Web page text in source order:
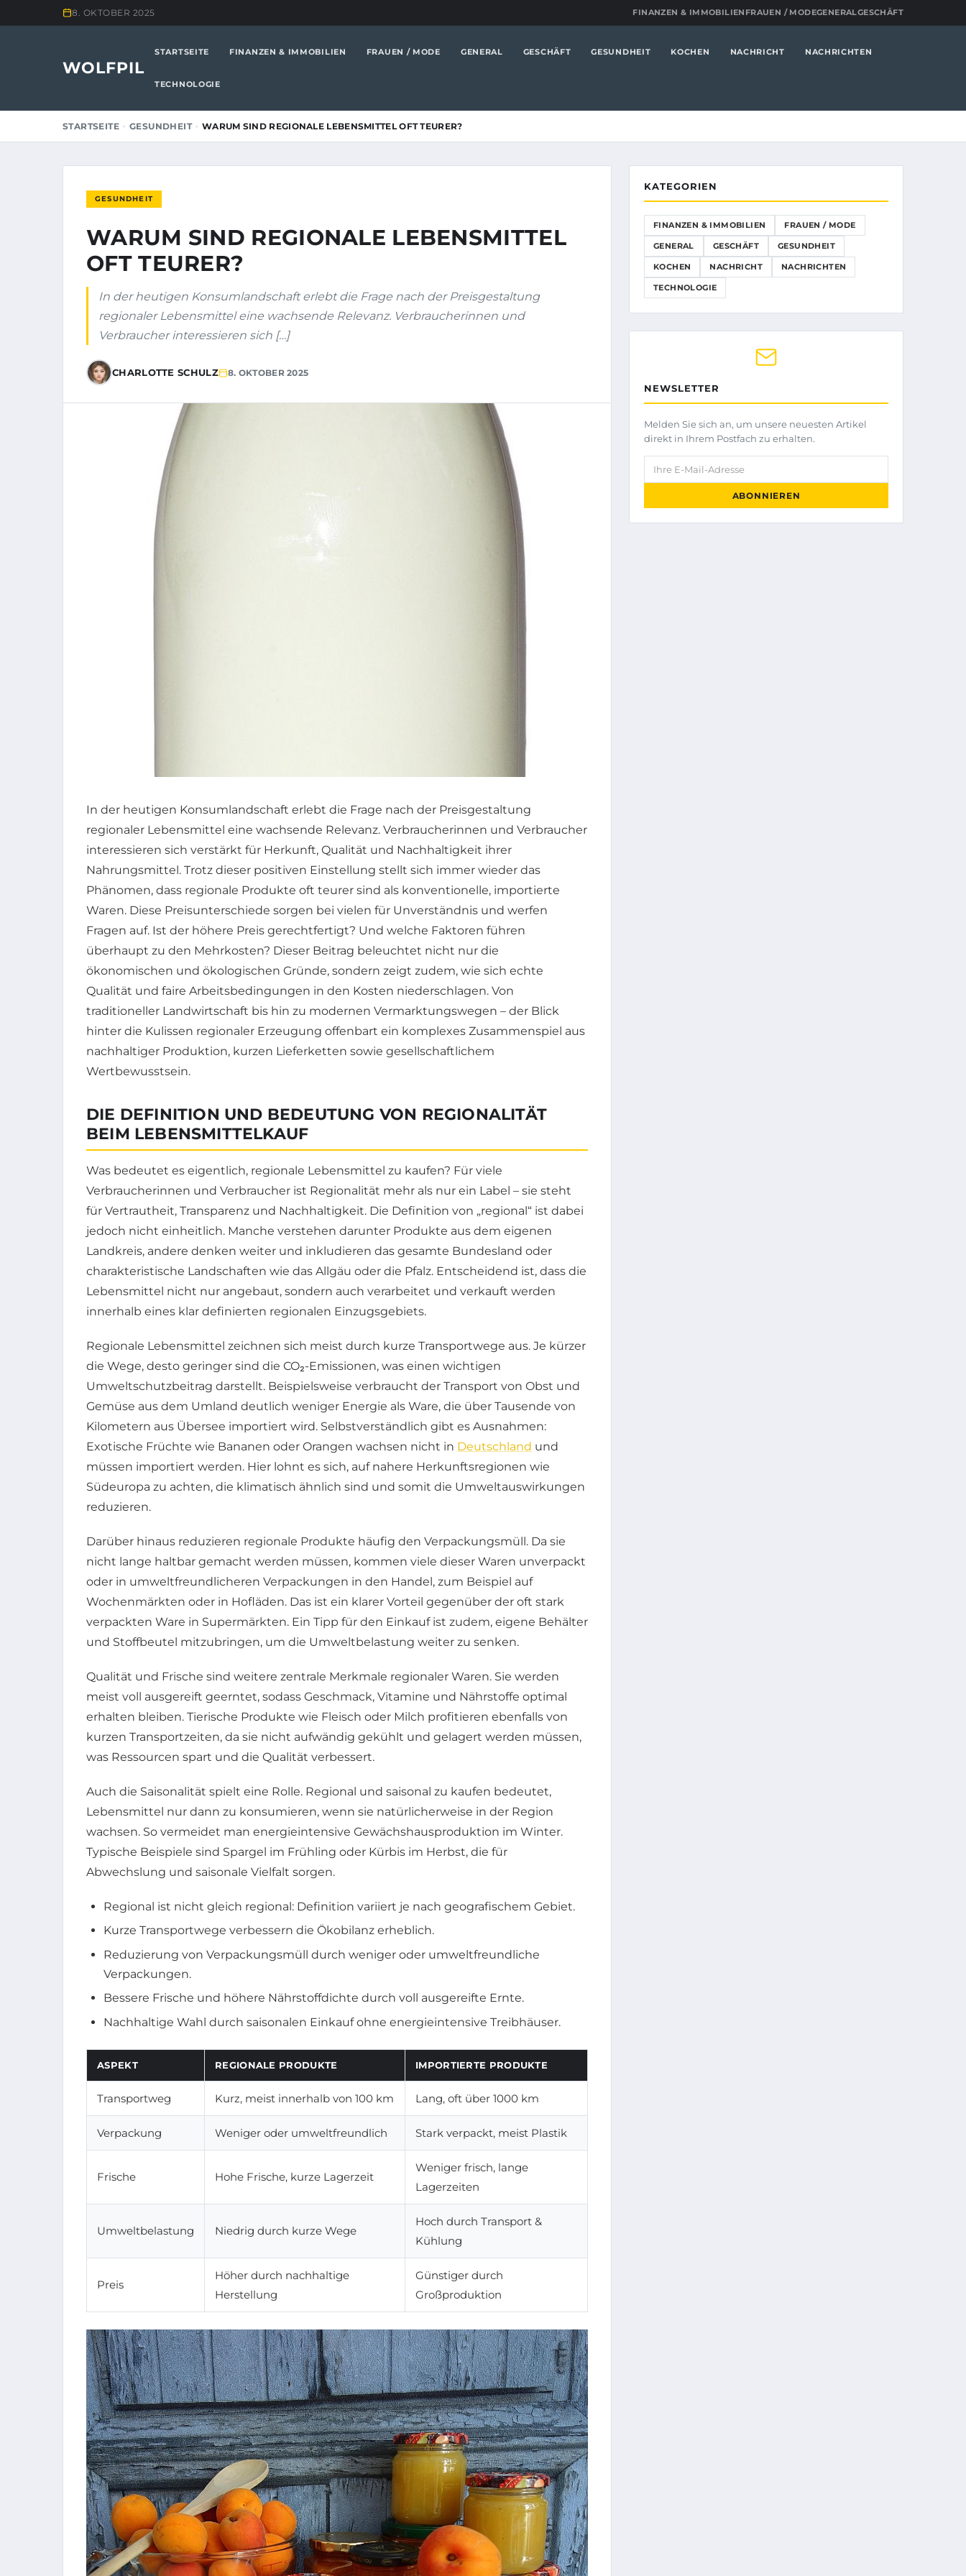
8. OKTOBER 2025 FINANZEN & IMMOBILIEN FRAUEN / MODEGENERALGESCHÄFT
WOLFPIL
STARTSEITE FINANZEN & IMMOBILIEN FRAUEN / MODE GENERAL GESCHÄFT GESUNDHEIT KOCHEN NACHRICHT NACHRICHTEN
TECHNOLOGIE
STARTSEITE GESUNDHEIT WARUM SIND REGIONALE LEBENSMITTEL OFT TEURER?
GESUNDHEIT
WARUM SIND REGIONALE LEBENSMITTEL
OFT TEURER?
In der heutigen Konsumlandschaft erlebt die Frage nach der Preisgestaltung
regionaler Lebensmittel eine wachsende Relevanz. Verbraucherinnen und
Verbraucher interessieren sich […]
CHARLOTTE SCHULZ 8. OKTOBER 2025
In der heutigen Konsumlandschaft erlebt die Frage nach der Preisgestaltung
regionaler Lebensmittel eine wachsende Relevanz. Verbraucherinnen und Verbraucher
interessieren sich verstärkt für Herkunft, Qualität und Nachhaltigkeit ihrer
Nahrungsmittel. Trotz dieser positiven Einstellung stellt sich immer wieder das
Phänomen, dass regionale Produkte oft teurer sind als konventionelle, importierte
Waren. Diese Preisunterschiede sorgen bei vielen für Unverständnis und werfen
Fragen auf. Ist der höhere Preis gerechtfertigt? Und welche Faktoren führen
überhaupt zu den Mehrkosten? Dieser Beitrag beleuchtet nicht nur die
ökonomischen und ökologischen Gründe, sondern zeigt zudem, wie sich echte
Qualität und faire Arbeitsbedingungen in den Kosten niederschlagen. Von
traditioneller Landwirtschaft bis hin zu modernen Vermarktungswegen – der Blick
hinter die Kulissen regionaler Erzeugung offenbart ein komplexes Zusammenspiel aus
nachhaltiger Produktion, kurzen Lieferketten sowie gesellschaftlichem
Wertbewusstsein.
DIE DEFINITION UND BEDEUTUNG VON REGIONALITÄT
BEIM LEBENSMITTELKAUF
Was bedeutet es eigentlich, regionale Lebensmittel zu kaufen? Für viele
Verbraucherinnen und Verbraucher ist Regionalität mehr als nur ein Label – sie steht
für Vertrautheit, Transparenz und Nachhaltigkeit. Die Definition von „regional“ ist dabei
jedoch nicht einheitlich. Manche verstehen darunter Produkte aus dem eigenen
Landkreis, andere denken weiter und inkludieren das gesamte Bundesland oder
charakteristische Landschaften wie das Allgäu oder die Pfalz. Entscheidend ist, dass die
Lebensmittel nicht nur angebaut, sondern auch verarbeitet und verkauft werden
innerhalb eines klar definierten regionalen Einzugsgebiets.
Regionale Lebensmittel zeichnen sich meist durch kurze Transportwege aus. Je kürzer
die Wege, desto geringer sind die CO₂-Emissionen, was einen wichtigen
Umweltschutzbeitrag darstellt. Beispielsweise verbraucht der Transport von Obst und
Gemüse aus dem Umland deutlich weniger Energie als Ware, die über Tausende von
Kilometern aus Übersee importiert wird. Selbstverständlich gibt es Ausnahmen:
Exotische Früchte wie Bananen oder Orangen wachsen nicht in Deutschland und
müssen importiert werden. Hier lohnt es sich, auf nahere Herkunftsregionen wie
Südeuropa zu achten, die klimatisch ähnlich sind und somit die Umweltauswirkungen
reduzieren.
Darüber hinaus reduzieren regionale Produkte häufig den Verpackungsmüll. Da sie
nicht lange haltbar gemacht werden müssen, kommen viele dieser Waren unverpackt
oder in umweltfreundlicheren Verpackungen in den Handel, zum Beispiel auf
Wochenmärkten oder in Hofläden. Das ist ein klarer Vorteil gegenüber der oft stark
verpackten Ware in Supermärkten. Ein Tipp für den Einkauf ist zudem, eigene Behälter
und Stoffbeutel mitzubringen, um die Umweltbelastung weiter zu senken.
Qualität und Frische sind weitere zentrale Merkmale regionaler Waren. Sie werden
meist voll ausgereift geerntet, sodass Geschmack, Vitamine und Nährstoffe optimal
erhalten bleiben. Tierische Produkte wie Fleisch oder Milch profitieren ebenfalls von
kurzen Transportzeiten, da sie nicht aufwändig gekühlt und gelagert werden müssen,
was Ressourcen spart und die Qualität verbessert.
Auch die Saisonalität spielt eine Rolle. Regional und saisonal zu kaufen bedeutet,
Lebensmittel nur dann zu konsumieren, wenn sie natürlicherweise in der Region
wachsen. So vermeidet man energieintensive Gewächshausproduktion im Winter.
Typische Beispiele sind Spargel im Frühling oder Kürbis im Herbst, die für
Abwechslung und saisonale Vielfalt sorgen.
Regional ist nicht gleich regional: Definition variiert je nach geografischem Gebiet.
Kurze Transportwege verbessern die Ökobilanz erheblich.
Reduzierung von Verpackungsmüll durch weniger oder umweltfreundliche
Verpackungen.
Bessere Frische und höhere Nährstoffdichte durch voll ausgereifte Ernte.
Nachhaltige Wahl durch saisonalen Einkauf ohne energieintensive Treibhäuser.
ASPEKT REGIONALE PRODUKTE IMPORTIERTE PRODUKTE
Transportweg Kurz, meist innerhalb von 100 km Lang, oft über 1000 km
Verpackung Weniger oder umweltfreundlich Stark verpackt, meist Plastik
Frische Hohe Frische, kurze Lagerzeit
Weniger frisch, lange
Lagerzeiten
Umweltbelastung Niedrig durch kurze Wege
Hoch durch Transport &
Kühlung
Preis
Höher durch nachhaltige
Herstellung
Günstiger durch
Großproduktion
KATEGORIEN
FINANZEN & IMMOBILIEN FRAUEN / MODE
GENERAL GESCHÄFT GESUNDHEIT
KOCHEN NACHRICHT NACHRICHTEN
TECHNOLOGIE
NEWSLETTER
Melden Sie sich an, um unsere neuesten Artikel
direkt in Ihrem Postfach zu erhalten.
Ihre E-Mail-Adresse
ABONNIEREN